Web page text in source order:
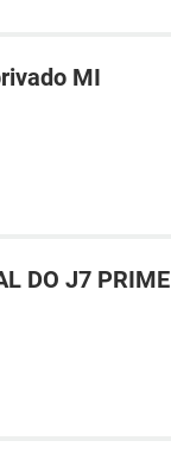
MI
DO J7 PRIME